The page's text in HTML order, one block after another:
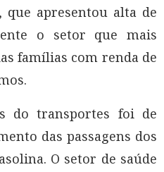
que apresentou alta de
o setor que mais
famílias com renda de
do transportes foi de
das passagens dos
O setor de saúde